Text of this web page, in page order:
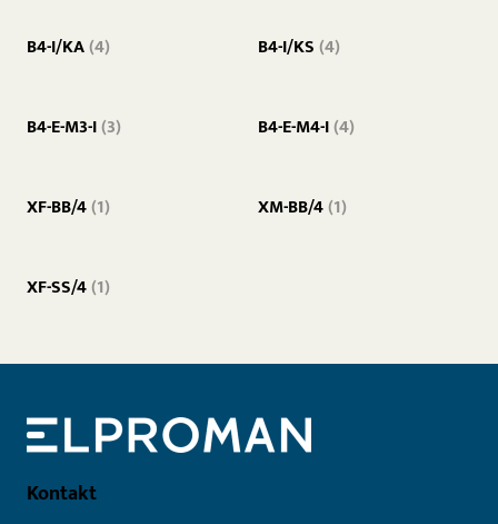
B4-I/KA(4) B4-I/KS(4)
B4-E-M3-I(3) B4-E-M4-I(4)
XF-BB/4(1) XM-BB/4(1)
XF-SS/4(1)
Kontakt